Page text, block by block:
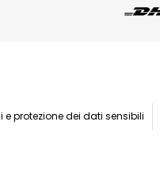
e protezione dei dati sensibili